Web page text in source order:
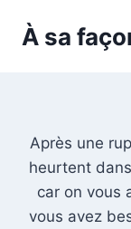
À sa
Après une
heurtent
car on vous
vous avez